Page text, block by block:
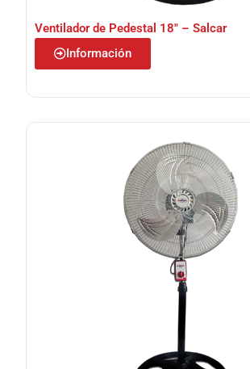
Ventilador de Pedestal 18″ – Salcar
Información